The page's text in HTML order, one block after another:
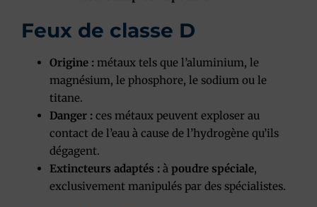
Feux de classe D
Origine : métaux tels que l’aluminium, le
magnésium, le phosphore, le sodium ou le
titane.
Danger : ces métaux peuvent exploser au
contact de l’eau à cause de l’hydrogène qu’ils
dégagent.
Extincteurs adaptés : à poudre spéciale,
exclusivement manipulés par des spécialistes.